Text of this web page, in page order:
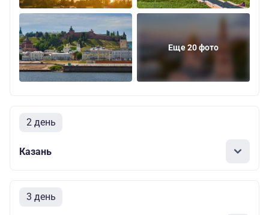
Еще 20 фото
2 день
Казань
3 день